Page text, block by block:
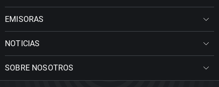
EMISORAS
NOTICIAS
SOBRE NOSOTROS